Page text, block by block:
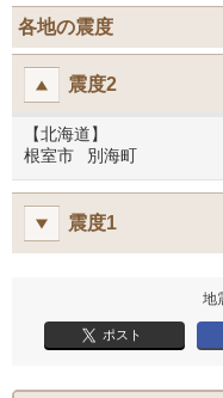
各地の震度
震度2
【北海道】
根室市
別海町
震度1
地
ポスト